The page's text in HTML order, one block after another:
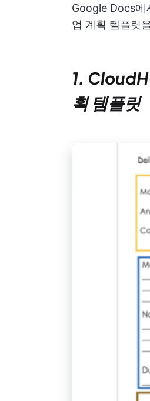
Google Docs에
업 계획 템플릿
1.
획 템플릿